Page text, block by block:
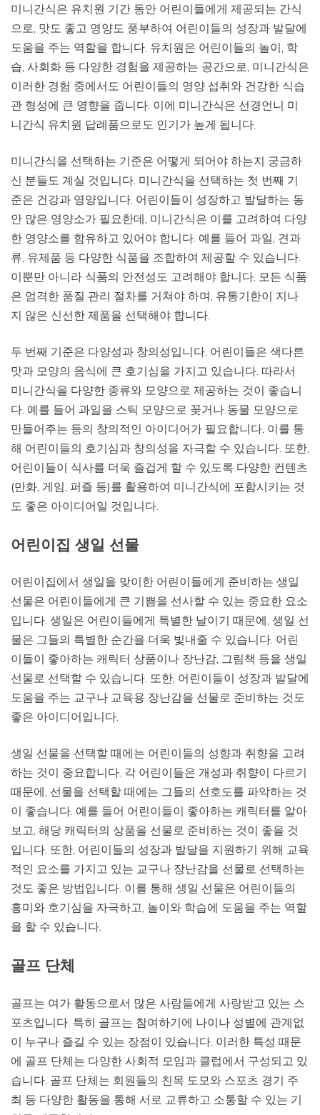
미니간식은 유치원 기간 동안 어린이들에게 제공되는 간식
으로, 맛도 좋고 영양도 풍부하여 어린이들의 성장과 발달에
도움을 주는 역할을 합니다. 유치원은 어린이들의 놀이, 학
습, 사회화 등 다양한 경험을 제공하는 공간으로, 미니간식은
이러한 경험 중에서도 어린이들의 영양 섭취와 건강한 식습
관 형성에 큰 영향을 줍니다. 이에 미니간식은 선경언니 미
니간식 유치원 답례품으로도 인기가 높게 됩니다.
미니간식을 선택하는 기준은 어떻게 되어야 하는지 궁금하
신 분들도 계실 것입니다. 미니간식을 선택하는 첫 번째 기
준은 건강과 영양입니다. 어린이들이 성장하고 발달하는 동
안 많은 영양소가 필요한데, 미니간식은 이를 고려하여 다양
한 영양소를 함유하고 있어야 합니다. 예를 들어 과일, 견과
류, 유제품 등 다양한 식품을 조합하여 제공할 수 있습니다.
이뿐만 아니라 식품의 안전성도 고려해야 합니다. 모든 식품
은 엄격한 품질 관리 절차를 거쳐야 하며, 유통기한이 지나
지 않은 신선한 제품을 선택해야 합니다.
두 번째 기준은 다양성과 창의성입니다. 어린이들은 색다른
맛과 모양의 음식에 큰 호기심을 가지고 있습니다. 따라서
미니간식을 다양한 종류와 모양으로 제공하는 것이 좋습니
다. 예를 들어 과일을 스틱 모양으로 꽂거나 동물 모양으로
만들어주는 등의 창의적인 아이디어가 필요합니다. 이를 통
해 어린이들의 호기심과 창의성을 자극할 수 있습니다. 또한,
어린이들이 식사를 더욱 즐겁게 할 수 있도록 다양한 컨텐츠
(만화, 게임, 퍼즐 등)를 활용하여 미니간식에 포함시키는 것
도 좋은 아이디어일 것입니다.
어린이집 생일 선물
어린이집에서 생일을 맞이한 어린이들에게 준비하는 생일
선물은 어린이들에게 큰 기쁨을 선사할 수 있는 중요한 요소
입니다. 생일은 어린이들에게 특별한 날이기 때문에, 생일 선
물은 그들의 특별한 순간을 더욱 빛내줄 수 있습니다. 어린
이들이 좋아하는 캐릭터 상품이나 장난감, 그림책 등을 생일
선물로 선택할 수 있습니다. 또한, 어린이들이 성장과 발달에
도움을 주는 교구나 교육용 장난감을 선물로 준비하는 것도
좋은 아이디어입니다.
생일 선물을 선택할 때에는 어린이들의 성향과 취향을 고려
하는 것이 중요합니다. 각 어린이들은 개성과 취향이 다르기
때문에, 선물을 선택할 때에는 그들의 선호도를 파악하는 것
이 좋습니다. 예를 들어 어린이들이 좋아하는 캐릭터를 알아
보고, 해당 캐릭터의 상품을 선물로 준비하는 것이 좋을 것
입니다. 또한, 어린이들의 성장과 발달을 지원하기 위해 교육
적인 요소를 가지고 있는 교구나 장난감을 선물로 선택하는
것도 좋은 방법입니다. 이를 통해 생일 선물은 어린이들의
흥미와 호기심을 자극하고, 놀이와 학습에 도움을 주는 역할
을 할 수 있습니다.
골프 단체
골프는 여가 활동으로서 많은 사람들에게 사랑받고 있는 스
포츠입니다. 특히 골프는 참여하기에 나이나 성별에 관계없
이 누구나 즐길 수 있는 장점이 있습니다. 이러한 특성 때문
에 골프 단체는 다양한 사회적 모임과 클럽에서 구성되고 있
습니다. 골프 단체는 회원들의 친목 도모와 스포츠 경기 주
최 등 다양한 활동을 통해 서로 교류하고 소통할 수 있는 기